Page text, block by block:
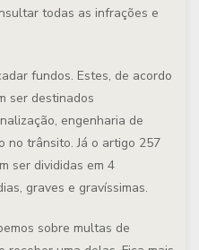
todas as infrações e
fundos. Estes, de acordo
ser destinados
engenharia de
no trânsito. Já o artigo 257
ser divididas em 4
graves e gravíssimas.
sobre multas de